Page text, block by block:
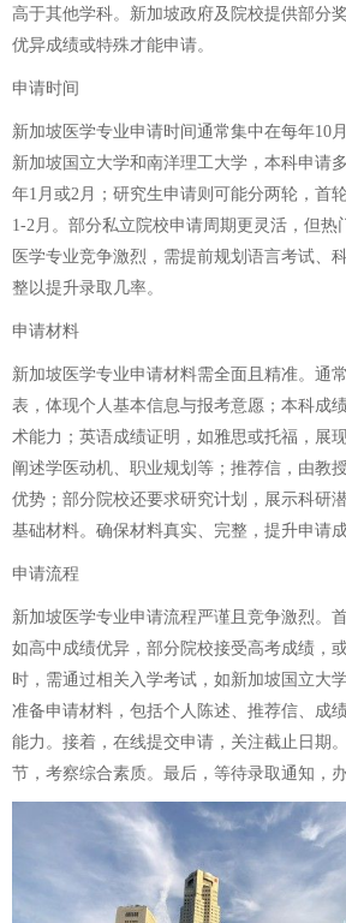
高于其他学科。新加坡政府及院校提供部分
优异成绩或特殊才能申请。
申请时间
新加坡医学专业申请时间通常集中在每年10
新加坡国立大学和南洋理工大学，本科申请
年1月或2月；研究生申请则可能分两轮，首
1-2月。部分私立院校申请周期更灵活，但热
医学专业竞争激烈，需提前规划语言考试、
整以提升录取几率。
申请材料
新加坡医学专业申请材料需全面且精准。通
表，体现个人基本信息与报考意愿；本科成
术能力；英语成绩证明，如雅思或托福，展
阐述学医动机、职业规划等；推荐信，由教
优势；部分院校还要求研究计划，展示科研
基础材料。确保材料真实、完整，提升申请成
申请流程
新加坡医学专业申请流程严谨且竞争激烈。
如高中成绩优异，部分院校接受高考成绩，
时，需通过相关入学考试，如新加坡国立大
准备申请材料，包括个人陈述、推荐信、成
能力。接着，在线提交申请，关注截止日期
节，考察综合素质。最后，等待录取通知，